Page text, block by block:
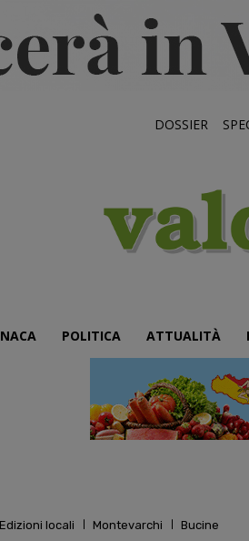
DOSSIER
POLITICA ATTUALITÀ
Edizioni locali Montevarchi Bucine